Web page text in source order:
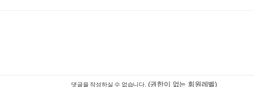
댓글을 작성하실 수 없습니다. (권한이 없는 회원레벨)